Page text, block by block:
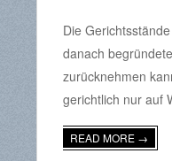
04-
22
Die
danach
zurücknehmen
gerichtlich nur auf
READ MORE →